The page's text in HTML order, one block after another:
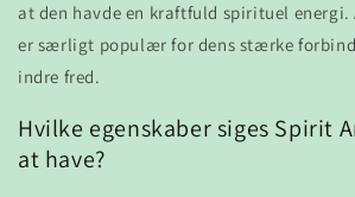
at den havde en kraftfuld spirituel energi.
er særligt populær for dens stærke
indre fred.
Hvilke egenskaber siges Spirit
at have?